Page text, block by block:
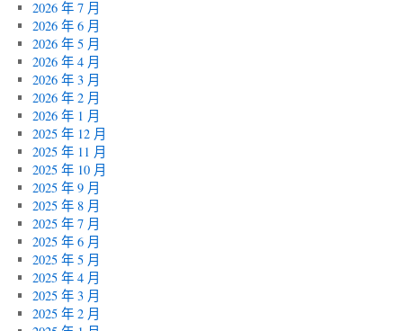
2026 年 7 月
2026 年 6 月
2026 年 5 月
2026 年 4 月
2026 年 3 月
2026 年 2 月
2026 年 1 月
2025 年 12 月
2025 年 11 月
2025 年 10 月
2025 年 9 月
2025 年 8 月
2025 年 7 月
2025 年 6 月
2025 年 5 月
2025 年 4 月
2025 年 3 月
2025 年 2 月